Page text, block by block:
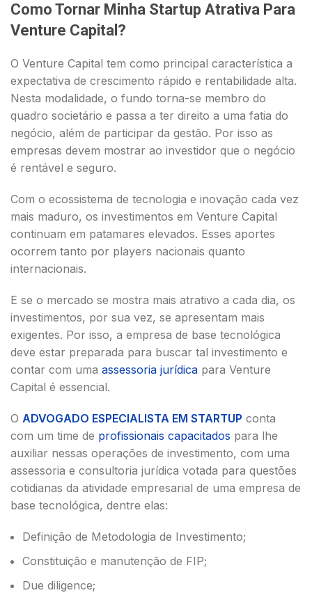
Como Tornar Minha Startup Atrativa Para
Venture Capital?
O Venture Capital tem como principal característica a
expectativa de crescimento rápido e rentabilidade alta.
Nesta modalidade, o fundo torna-se membro do
quadro societário e passa a ter direito a uma fatia do
negócio, além de participar da gestão. Por isso as
empresas devem mostrar ao investidor que o negócio
é rentável e seguro.
Com o ecossistema de tecnologia e inovação cada vez
mais maduro, os investimentos em Venture Capital
continuam em patamares elevados. Esses aportes
ocorrem tanto por players nacionais quanto
internacionais.
E se o mercado se mostra mais atrativo a cada dia, os
investimentos, por sua vez, se apresentam mais
exigentes. Por isso, a empresa de base tecnológica
deve estar preparada para buscar tal investimento e
contar com uma assessoria jurídica para Venture
Capital é essencial.
O ADVOGADO ESPECIALISTA EM STARTUP conta
com um time de profissionais capacitados para lhe
auxiliar nessas operações de investimento, com uma
assessoria e consultoria jurídica votada para questões
cotidianas da atividade empresarial de uma empresa de
base tecnológica, dentre elas:
Definição de Metodologia de Investimento;
Constituição e manutenção de FIP;
Due diligence;